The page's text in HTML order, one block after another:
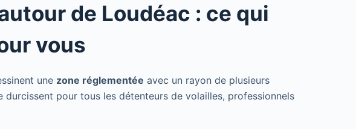
de Loudéac : ce qui
vous
une zone réglementée avec un rayon de plusieurs
durcissent pour tous les détenteurs de volailles, professionnels